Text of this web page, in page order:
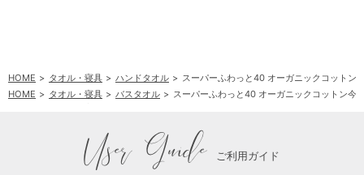
HOME タオル・寝具 ハンドタオル
スーパーふわっと40 オーガニックコットン
HOME
タオル・寝具 バスタオル
スーパーふわっと40 オーガニックコットン今
User Guide ご利用ガイド